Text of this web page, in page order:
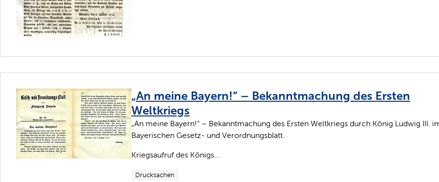
„An meine Bayern!“ – Bekanntmachung des Ersten
Weltkriegs
„An meine Bayern!“ – Bekanntmachung des Ersten Weltkriegs durch König Ludwig III.
Bayerischen Gesetz- und Verordnungsblatt.
Kriegsaufruf des Königs...
Drucksachen